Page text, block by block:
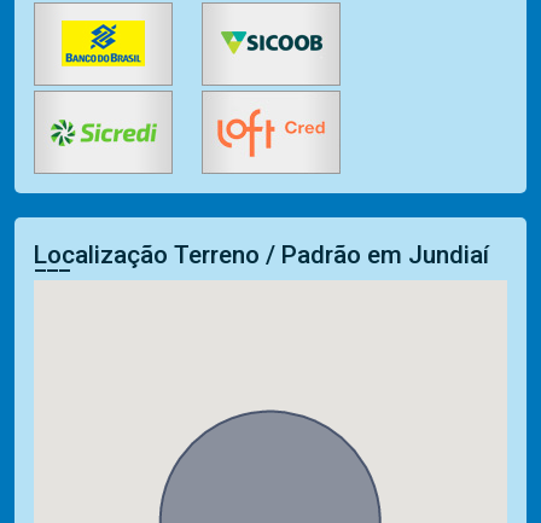
Localização Terreno / Padrão em Jundiaí